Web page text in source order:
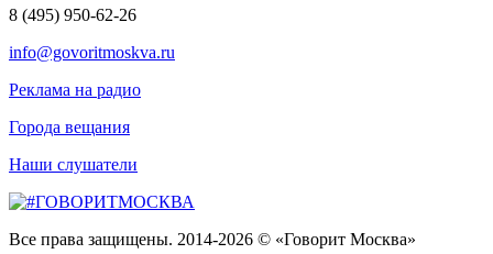
8 (495) 950-62-26
info@govoritmoskva.ru
Реклама на радио
Города вещания
Наши слушатели
Все права защищены. 2014-2026 © «Говорит Москва»